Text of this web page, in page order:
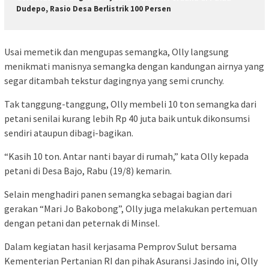
Dudepo, Rasio Desa Berlistrik 100 Persen
Usai memetik dan mengupas semangka, Olly langsung
menikmati manisnya semangka dengan kandungan airnya yang
segar ditambah tekstur dagingnya yang semi crunchy.
Tak tanggung-tanggung, Olly membeli 10 ton semangka dari
petani senilai kurang lebih Rp 40 juta baik untuk dikonsumsi
sendiri ataupun dibagi-bagikan.
“Kasih 10 ton. Antar nanti bayar di rumah,” kata Olly kepada
petani di Desa Bajo, Rabu (19/8) kemarin.
Selain menghadiri panen semangka sebagai bagian dari
gerakan “Mari Jo Bakobong”, Olly juga melakukan pertemuan
dengan petani dan peternak di Minsel.
Dalam kegiatan hasil kerjasama Pemprov Sulut bersama
Kementerian Pertanian RI dan pihak Asuransi Jasindo ini, Olly